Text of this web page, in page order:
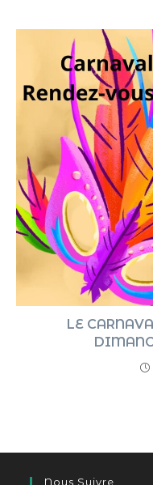
LE
Nous Suivre